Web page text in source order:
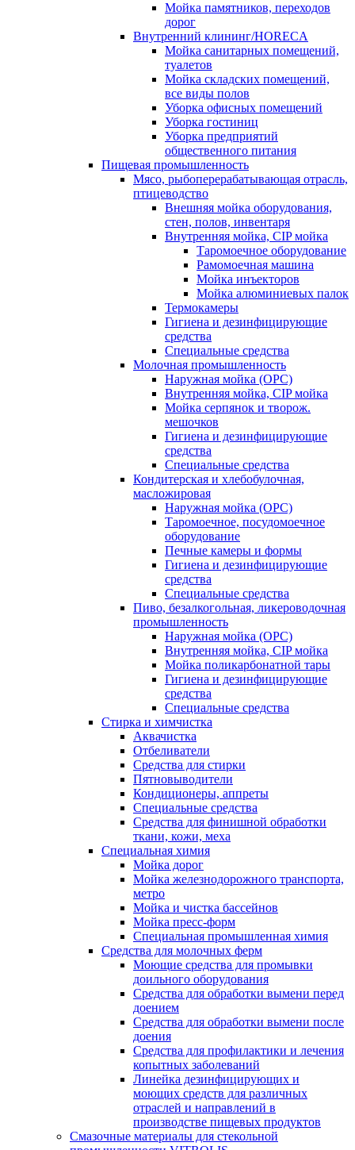
Мойка памятников, переходов
дорог
Внутренний клининг/HORECA
Мойка санитарных помещений,
туалетов
Мойка складских помещений,
все виды полов
Уборка офисных помещений
Уборка гостиниц
Уборка предприятий
общественного питания
Пищевая промышленность
Мясо, рыбоперерабатывающая отрасль,
птицеводство
Внешняя мойка оборудования,
стен, полов, инвентаря
Внутренняя мойка, CIP мойка
Таромоечное оборудование
Рамомоечная машина
Мойка инъекторов
Мойка алюминиевых палок
Термокамеры
Гигиена и дезинфицирующие
средства
Специальные средства
Молочная промышленность
Наружная мойка (ОРС)
Внутренняя мойка, CIP мойка
Мойка серпянок и творож.
мешочков
Гигиена и дезинфицирующие
средства
Специальные средства
Кондитерская и хлебобулочная,
масложировая
Наружная мойка (ОРС)
Таромоечное, посудомоечное
оборудование
Печные камеры и формы
Гигиена и дезинфицирующие
средства
Специальные средства
Пиво, безалкогольная, ликероводочная
промышленность
Наружная мойка (ОРС)
Внутренняя мойка, CIP мойка
Мойка поликарбонатной тары
Гигиена и дезинфицирующие
средства
Специальные средства
Стирка и химчистка
Аквачистка
Отбеливатели
Средства для стирки
Пятновыводители
Кондиционеры, аппреты
Специальные средства
Средства для финишной обработки
ткани, кожи, меха
Специальная химия
Мойка дорог
Мойка железнодорожного транспорта,
метро
Мойка и чистка бассейнов
Мойка пресс-форм
Специальная промышленная химия
Средства для молочных ферм
Моющие средства для промывки
доильного оборудования
Средства для обработки вымени перед
доением
Средства для обработки вымени после
доения
Средства для профилактики и лечения
копытных заболеваний
Линейка дезинфицирующих и
моющих средств для различных
отраслей и направлений в
производстве пищевых продуктов
Смазочные материалы для стекольной